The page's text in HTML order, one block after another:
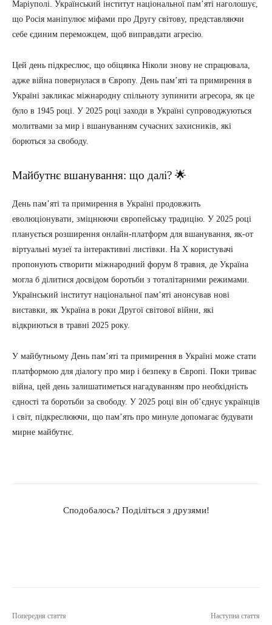
Маріуполі. Український інститут національної пам’яті наголошує,
що Росія маніпулює міфами про Другу світову, представляючи
себе єдиним переможцем, щоб виправдати агресію.
Цей день підкреслює, що обіцянка Ніколи знову не спрацювала,
адже війна повернулася в Європу. День пам’яті та примирення в
Україні закликає міжнародну спільноту зупинити агресора, як це
було в 1945 році. У 2025 році заходи в Україні супроводжуються
молитвами за мир і вшануванням сучасних захисників, які
борються за свободу.
Майбутнє вшанування: що далі? 🌟
День пам’яті та примирення в Україні продовжить
еволюціонувати, зміцнюючи європейську традицію. У 2025 році
планується розширення онлайн-платформ для вшанування, як-от
віртуальні музеї та інтерактивні листівки. На X користувачі
пропонують створити міжнародний форум 8 травня, де Україна
могла б ділитися досвідом боротьби з тоталітарними режимами.
Український інститут національної пам’яті анонсував нові
виставки, як Україна в роки Другої світової війни, які
відкриються в травні 2025 року.
У майбутньому День пам’яті та примирення в Україні може стати
платформою для діалогу про мир і безпеку в Європі. Поки триває
війна, цей день залишатиметься нагадуванням про необхідність
єдності та боротьби за свободу. У 2025 році він об’єднує українців
і світ, підкреслюючи, що пам’ять про минуле допомагає будувати
мирне майбутнє.
Сподобалось? Поділіться з друзями!
Попередня стаття Наступна стаття